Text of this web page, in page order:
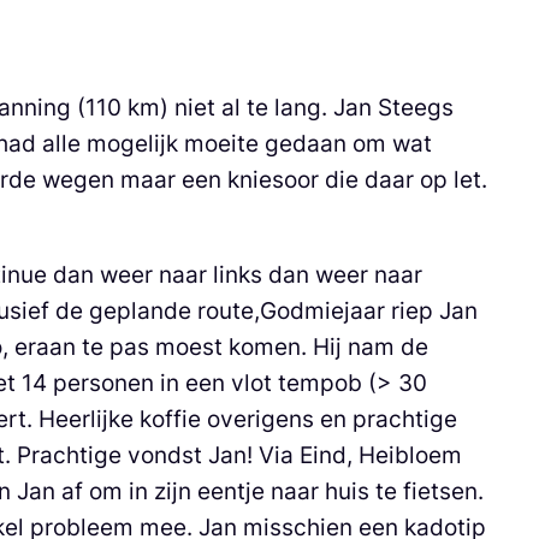
(110 km) niet al te lang. Jan Steegs
alle mogelijk moeite gedaan om wat
wegen maar een kniesoor die daar op let.
dan weer naar links dan weer naar
de geplande route,Godmiejaar riep Jan
te pas moest komen. Hij nam de
14 personen in een vlot tempob (> 30
Heerlijke koffie overigens en prachtige
vondst Jan! Via Eind, Heibloem
Jan af om in zijn eentje naar huis te fietsen.
probleem mee. Jan misschien een kadotip